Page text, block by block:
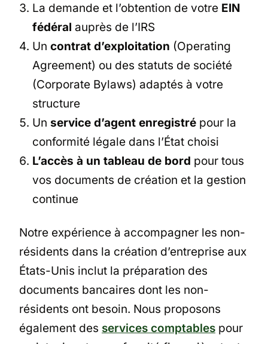
La demande et l’obtention de votre EIN
fédéral auprès de l’IRS
Un contrat d’exploitation (Operating
Agreement) ou des statuts de société
(Corporate Bylaws) adaptés à votre
structure
Un service d’agent enregistré pour la
conformité légale dans l’État choisi
L’accès à un tableau de bord pour tous
vos documents de création et la gestion
continue
Notre expérience à accompagner les non-
résidents dans la création d’entreprise aux
États-Unis inclut la préparation des
documents bancaires dont les non-
résidents ont besoin. Nous proposons
également des services comptables pour